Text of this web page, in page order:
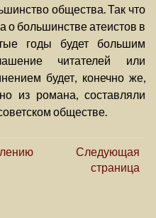
общества. Так что
о большинстве атеистов в
годы будет большим
читателей или
будет, конечно же,
из романа, составляли
обществе.
Следующая
страница